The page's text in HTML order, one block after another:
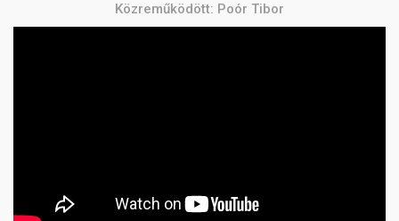
Közreműködött: Poór Tibor